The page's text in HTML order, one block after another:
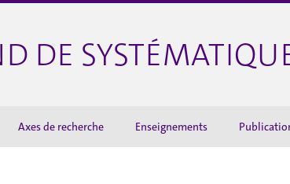
DE
Axes de recherche Enseignements